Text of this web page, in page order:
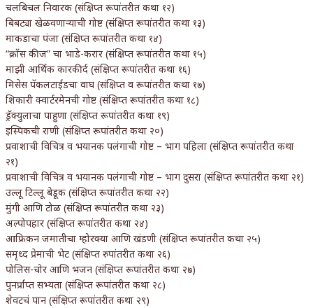
चलबिचल निवारक (संक्षिप्त रूपांतरीत कथा १२)
बिबट्या खेळवणाऱ्याची गोष्ट (संक्षिप्त रूपांतरीत कथा १३)
माकडाचा पंजा (संक्षिप्त रूपांतरीत कथा १४)
“क्रॉस कीज” चा भाडे-करार (संक्षिप्त रूपांतरीत कथा १५)
माझी आर्थिक कारकीर्द (संक्षिप्त रूपांतरीत कथा १६)
मिसेस पॅकलटाईडचा वाघ (संक्षिप्त व रूपांतरीत कथा १७)
शिकारी क्वार्टरमेनची गोष्ट (संक्षिप्त रूपांतरीत कथा १८)
ड्रॅक्युलाचा पाहुणा (संक्षिप्त रूपांतरीत कथा १९)
इस्पिकची राणी (संक्षिप्त रूपांतरीत कथा २०)
प्रवाशाची विचित्र व भयानक पलंगाची गोष्ट – भाग पहिला (संक्षिप्त रूपांतरीत कथा
२१)
प्रवाशाची विचित्र व भयानक पलंगाची गोष्ट – भाग दुसरा (संक्षिप्त रूपांतरीत कथा २१)
उल्लू टिल्लू बेडूक (संक्षिप्त रूपांतरीत कथा २२)
मुंगी आणि टोळ (संक्षिप्त रूपांतरीत कथा २३)
अल्पोपहार (संक्षिप्त रूपांतरीत कथा २४)
आफ्रिकन जमातीचा म्होरक्या आणि खंडणी (संक्षिप्त रूपांतरीत कथा २५)
समृध्द प्रेमाची भेट (संक्षिप्त रुपांतरीत कथा २६)
पोलिस-चोर आणि भजन (संक्षिप्त रूपांतरीत कथा २७)
पुनर्प्राप्त सभ्यता (संक्षिप्त रूपांतरीत कथा २८)
शेवटचं पान (संक्षिप्त रूपांतरीत कथा २९)